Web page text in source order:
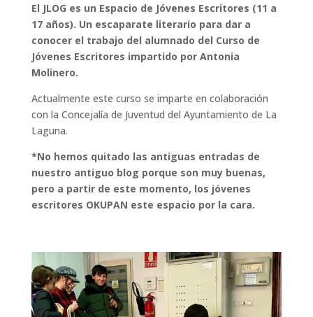
El JLOG es un Espacio de Jóvenes Escritores (11 a
17 años). Un escaparate literario para dar a
conocer el trabajo del alumnado del Curso de
Jóvenes Escritores impartido por Antonia
Molinero.
Actualmente este curso se imparte en colaboración
con la Concejalía de Juventud del Ayuntamiento de La
Laguna.
*No hemos quitado las antiguas entradas de
nuestro antiguo blog porque son muy buenas,
pero a partir de este momento, los jóvenes
escritores OKUPAN este espacio por la cara.